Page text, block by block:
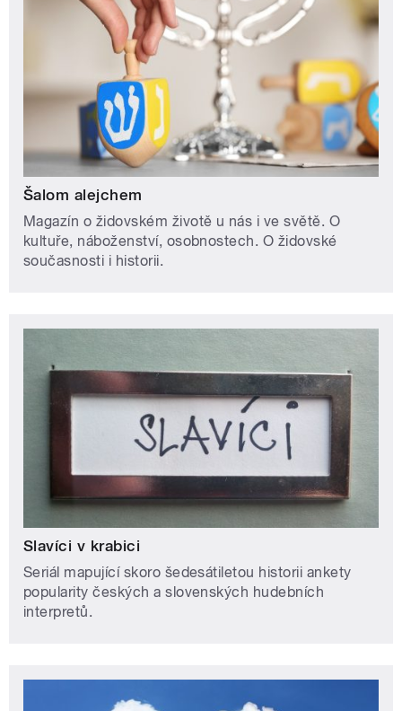
Šalom alejchem
Magazín o židovském životě u nás i ve světě. O
kultuře, náboženství, osobnostech. O židovské
současnosti i historii.
Slavíci v krabici
Seriál mapující skoro šedesátiletou historii ankety
popularity českých a slovenských hudebních
interpretů.